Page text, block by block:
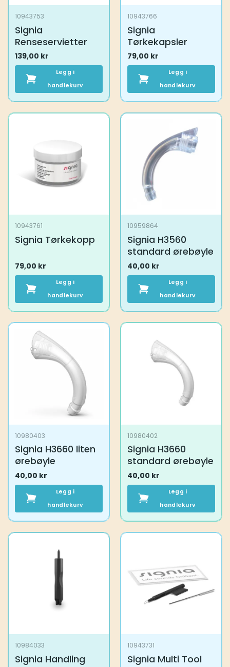
10943753
Signia
Renseservietter
139,00 kr
Legg i
handlekurv
10943766
Signia
Tørkekapsler
79,00 kr
Legg i
handlekurv
10943761
Signia Tørkekopp
79,00 kr
Legg i
handlekurv
10959864
Signia H3560
standard ørebøyle
40,00 kr
Legg i
handlekurv
10980403
Signia H3660 liten
ørebøyle
40,00 kr
Legg i
handlekurv
10980402
Signia H3660
standard ørebøyle
40,00 kr
Legg i
handlekurv
10984033
Signia Handling
10943731
Signia Multi Tool